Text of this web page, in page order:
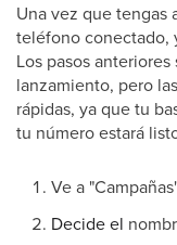
Una vez que tengas
teléfono conectado,
Los pasos
lanzamiento, pero
rápidas, ya que tu
tu número estará
Ve a
Decide el